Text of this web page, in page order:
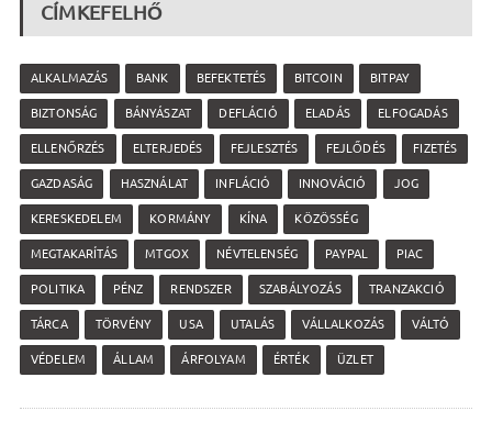
CÍMKEFELHŐ
ALKALMAZÁS BANK BEFEKTETÉS BITCOIN BITPAY
BIZTONSÁG BÁNYÁSZAT DEFLÁCIÓ ELADÁS ELFOGADÁS
ELLENŐRZÉS ELTERJEDÉS FEJLESZTÉS FEJLŐDÉS FIZETÉS
GAZDASÁG HASZNÁLAT INFLÁCIÓ INNOVÁCIÓ JOG
KERESKEDELEM KORMÁNY KÍNA KÖZÖSSÉG
MEGTAKARÍTÁS MTGOX NÉVTELENSÉG PAYPAL PIAC
POLITIKA PÉNZ RENDSZER SZABÁLYOZÁS TRANZAKCIÓ
TÁRCA TÖRVÉNY USA UTALÁS VÁLLALKOZÁS VÁLTÓ
VÉDELEM ÁLLAM ÁRFOLYAM ÉRTÉK ÜZLET